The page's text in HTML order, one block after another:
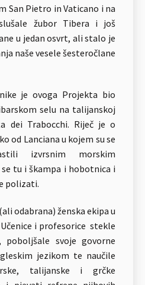
San Pietro in Vaticano i na
žubor Tibera i još
u jedan osvrt, ali stalo je
naše vesele šesteročlane
je ovoga Projekta bio
selu na talijanskoj
dei Trabocchi. Riječ je o
od Lanciana u kojem su se
izvrsnim morskim
tu i škampa i hobotnica i
polizati.
odabrana) ženska ekipa u
i profesorice stekle
svoje govorne
jezikom te naučile
talijanske i grčke